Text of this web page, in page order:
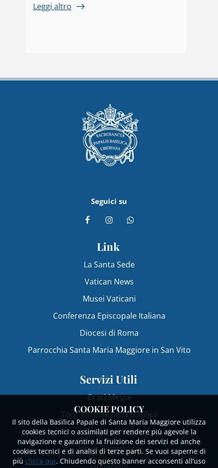
Leggi altro
Seguici su
Link
La Santa Sede
Vatican News
Musei Vaticani
Conferenza Episcopale Italiana
Diocesi di Roma
Parrocchia Santa Maria Maggiore in San Vito
Servizi Utili
Orari Messe
Tour Virtuale della Basilica
Giubileo 2025
Jesuit Pilgrimage
Donazioni
COOKIE POLICY
Il sito della Basilica Papale di Santa Maria Maggiore utilizza
cookies tecnici o assimilati per rendere più agevole la
navigazione e garantire la fruizione dei servizi ed anche
cookies tecnici e di analisi di terze parti. Se vuoi saperne di
più clicca qui. Chiudendo questo banner acconsenti all’uso